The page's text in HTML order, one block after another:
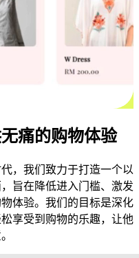
痛的购物体验
，我们致力于打造一个以
旨在降低进入门槛、激发
体验。我们的目标是深化
享受到购物的乐趣，让他